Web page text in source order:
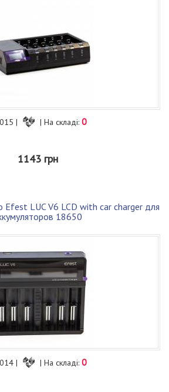
| | На складі: 0
1143 грн
Efest LUC V6 LCD with car charger для
18650
| | На складі: 0